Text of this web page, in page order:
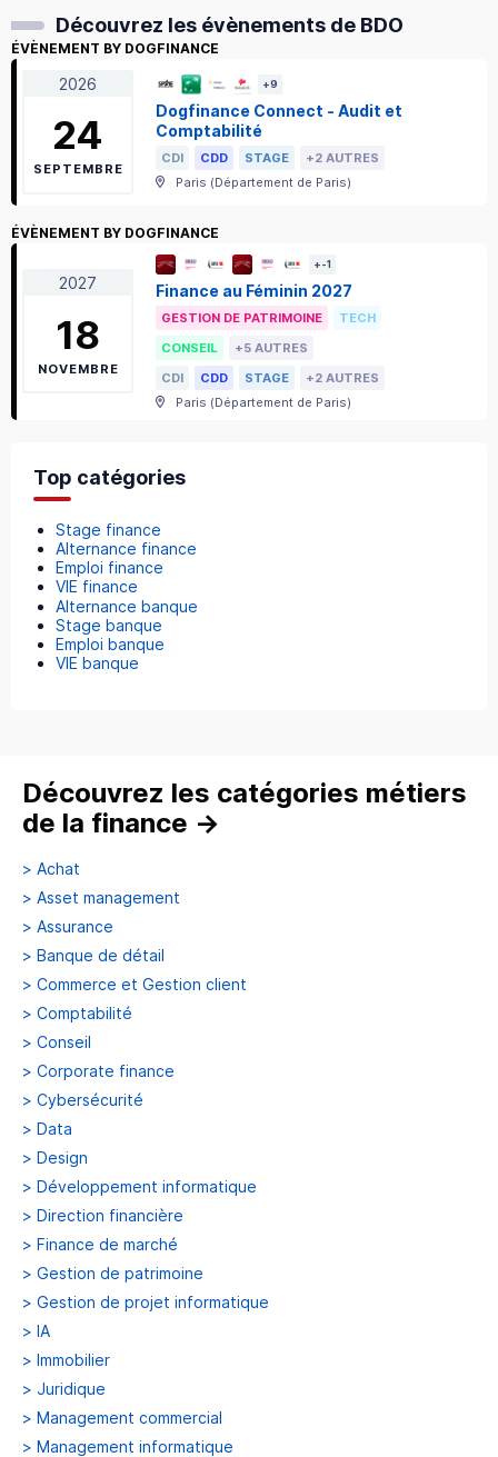
Découvrez les évènements de BDO
ÉVÈNEMENT BY DOGFINANCE
2026
24
SEPTEMBRE
+9
Dogfinance Connect - Audit et
Comptabilité
CDI CDD STAGE
+2 AUTRES
Paris (Département de Paris)
ÉVÈNEMENT BY DOGFINANCE
2027
18
NOVEMBRE
+-1
Finance au Féminin 2027
GESTION DE PATRIMOINE
TECH
CONSEIL
+5 AUTRES
CDI
CDD STAGE
+2 AUTRES
Paris (Département de Paris)
Top catégories
Stage finance
Alternance finance
Emploi finance
VIE finance
Alternance banque
Stage banque
Emploi banque
VIE banque
Découvrez les catégories métiers
de la finance →
> Achat
> Asset management
> Assurance
> Banque de détail
> Commerce et Gestion client
> Comptabilité
> Conseil
> Corporate finance
> Cybersécurité
> Data
> Design
> Développement informatique
> Direction financière
> Finance de marché
> Gestion de patrimoine
> Gestion de projet informatique
> IA
> Immobilier
> Juridique
> Management commercial
> Management informatique